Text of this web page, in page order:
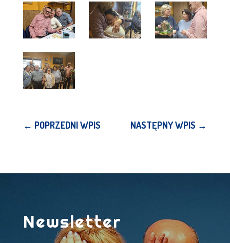
← POPRZEDNI WPIS NASTĘPNY WPIS →
Newsletter